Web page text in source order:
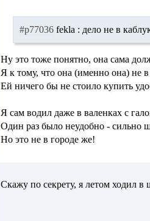
#p77036 fekla : дело не в
Ну это тоже понятно, она сама
Я к тому, что она (именно она) не
Ей ничего бы не стоило купить
Я сам водил даже в валенках с
Один раз было неудобно - сильно
Но это не в городе же!
Скажу по секрету, я летом ходил в